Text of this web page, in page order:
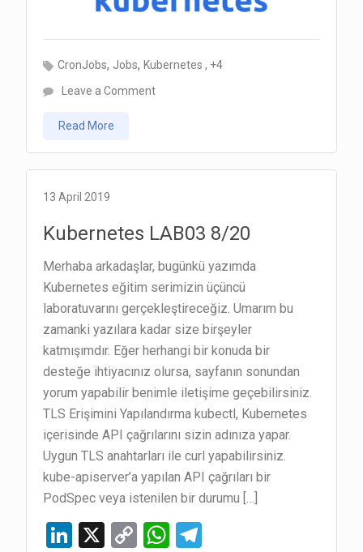
CronJobs, Jobs,Kubernetes , +4
Leave a Commenton
10/20
Read More
13 April 2019
Kubernetes LAB03 8/20
Merhaba arkadaşlar, bugünkü yazımda
Kubernetes eğitim serimizin üçüncü
laboratuvarını gerçekleştireceğiz. Umarım bu
zamanki yazılara kadar size birşeyler
katmışımdır. Eğer herhangi bir konuda bir
desteğe ihtiyacınız olursa, sayfanın sonundan
yorum yapabilir benimle iletişime geçebilirsiniz.
TLS Erişimini Yapılandırma kubectl, Kubernetes
içerisinde API çağrılarını sizin adınıza yapar.
Uygun TLS anahtarları ile curl yapabilirsiniz.
kube-apiserver’a yapılan API çağrıları bir
PodSpec veya istenilen bir durumu […]
Li X
C
W